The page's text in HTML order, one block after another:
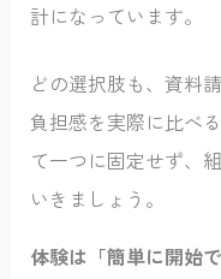
計になっています。
どの選択肢も、資料
負担感を実際に比べ
て一つに固定せず、
いきましょう。
体験は「簡単に開始